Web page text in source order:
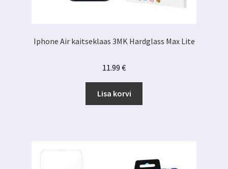
Iphone Air kaitseklaas 3MK Hardglass Max Lite
11.99 €
Lisa korvi